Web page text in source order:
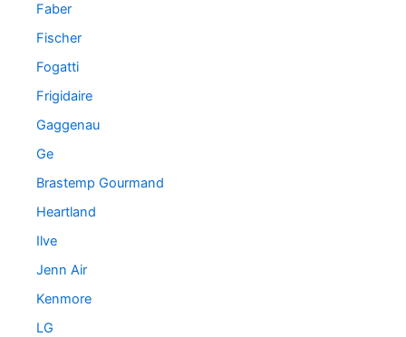
Faber
Fischer
Fogatti
Frigidaire
Gaggenau
Ge
Brastemp Gourmand
Heartland
Ilve
Jenn Air
Kenmore
LG